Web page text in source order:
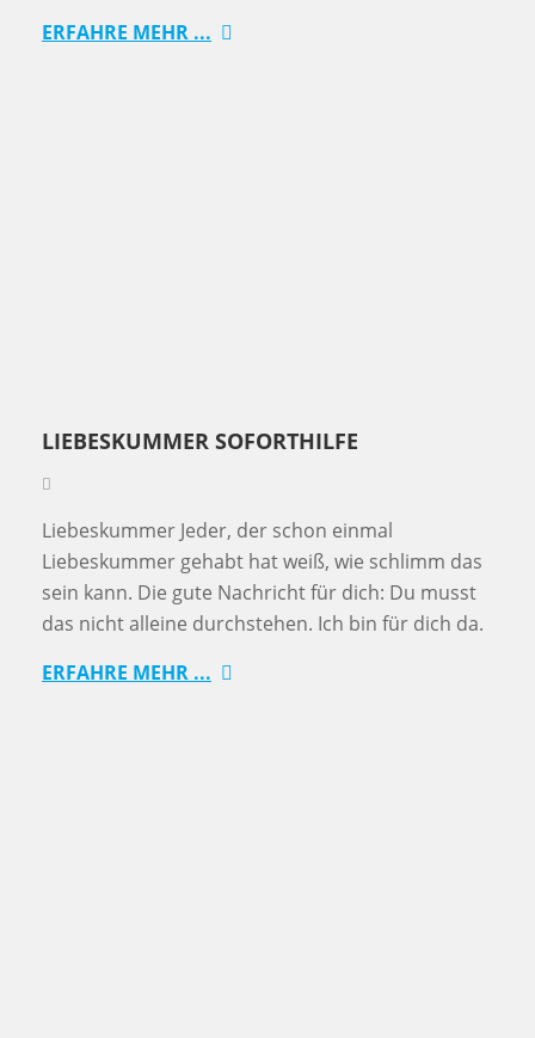
ERFAHRE MEHR ...
LIEBESKUMMER SOFORTHILFE
Liebeskummer Jeder, der schon einmal
Liebeskummer gehabt hat weiß, wie schlimm das
sein kann. Die gute Nachricht für dich: Du musst
das nicht alleine durchstehen. Ich bin für dich da.
ERFAHRE MEHR ...